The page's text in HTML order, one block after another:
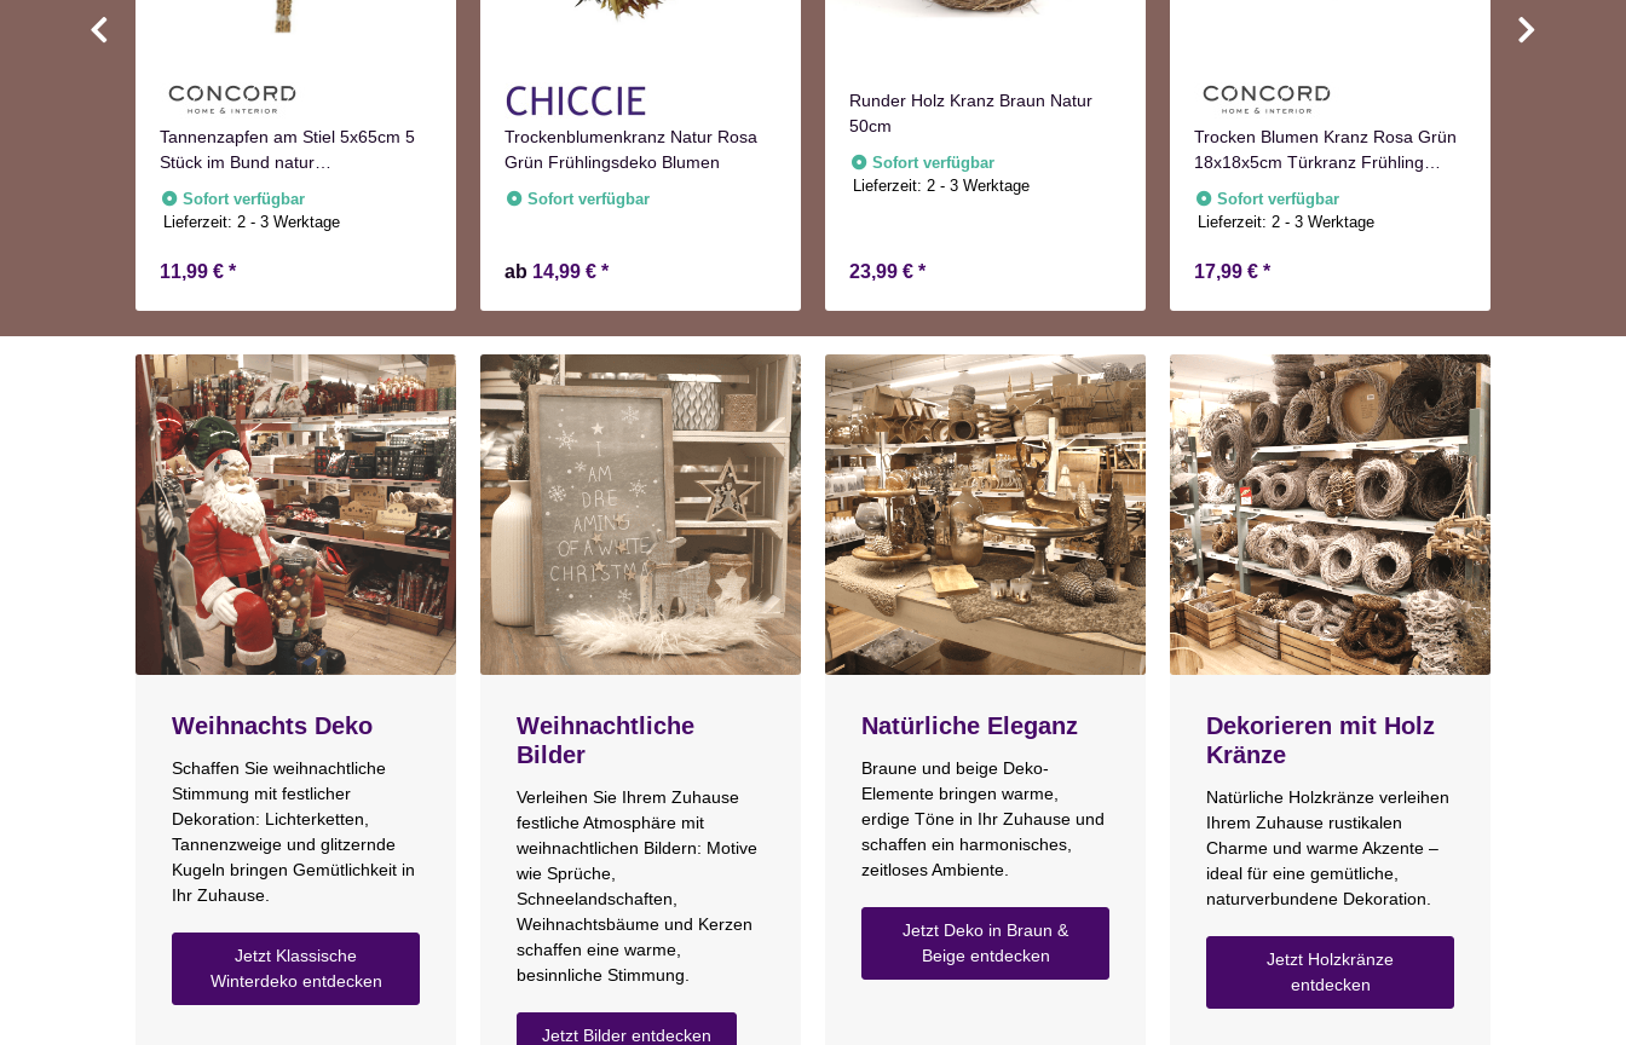
Tannenzapfen am Stiel 5x65cm 5
Stück im Bund natur
Adventskranzdeko
Sofort verfügbar
Lieferzeit:2 - 3 Werktage
11,99 € *
Trockenblumenkranz Natur Rosa
Grün Frühlingsdeko Blumen
Sofort verfügbar
ab 14,99 € *
Runder Holz Kranz Braun Natur
50cm
Sofort verfügbar
Lieferzeit:2 - 3 Werktage
23,99 € *
Trocken Blumen Kranz Rosa Grün
18x18x5cm Türkranz Frühling
Herbst
Sofort verfügbar
Lieferzeit:2 - 3 Werktage
17,99 € *
Weihnachts Deko
Schaffen Sie weihnachtliche
Stimmung mit festlicher
Dekoration: Lichterketten,
Tannenzweige und glitzernde
Kugeln bringen Gemütlichkeit in
Ihr Zuhause.
Jetzt Klassische
Winterdeko entdecken
Weihnachtliche
Bilder
Verleihen Sie Ihrem Zuhause
festliche Atmosphäre mit
weihnachtlichen Bildern: Motive
wie Sprüche,
Schneelandschaften,
Weihnachtsbäume und Kerzen
schaffen eine warme,
besinnliche Stimmung.
Jetzt Bilder entdecken
Natürliche Eleganz
Braune und beige Deko-
Elemente bringen warme,
erdige Töne in Ihr Zuhause und
schaffen ein harmonisches,
zeitloses Ambiente.
Jetzt Deko in Braun &
Beige entdecken
Dekorieren mit Holz
Kränze
Natürliche Holzkränze verleihen
Ihrem Zuhause rustikalen
Charme und warme Akzente –
ideal für eine gemütliche,
naturverbundene Dekoration.
Jetzt Holzkränze
entdecken